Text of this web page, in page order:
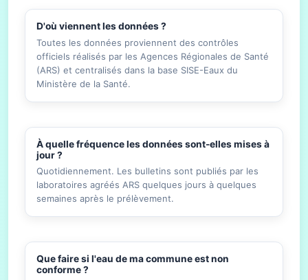
D'où viennent les données ?
Toutes les données proviennent des contrôles
officiels réalisés par les Agences Régionales de Santé
(ARS) et centralisés dans la base SISE-Eaux du
Ministère de la Santé.
À quelle fréquence les données sont-elles mises à
jour ?
Quotidiennement. Les bulletins sont publiés par les
laboratoires agréés ARS quelques jours à quelques
semaines après le prélèvement.
Que faire si l'eau de ma commune est non
conforme ?